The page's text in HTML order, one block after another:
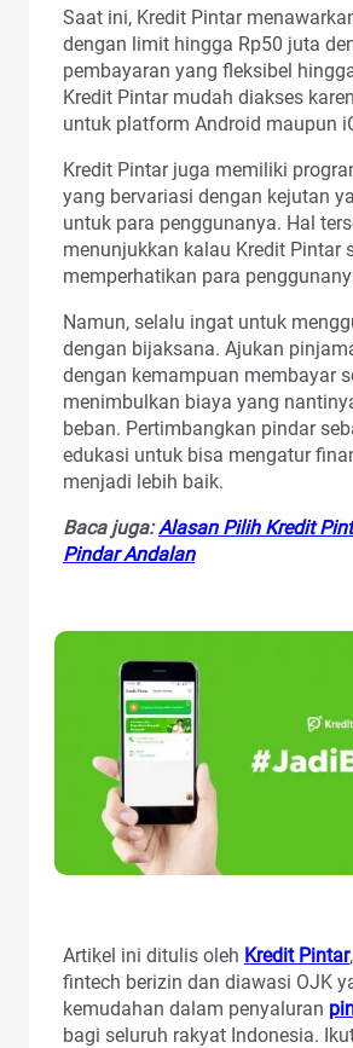
Saat ini, Kredit Pintar
dengan limit hingga Rp50 juta
pembayaran yang fleksibel
Kredit Pintar mudah diakses
untuk platform Android maupun
Kredit Pintar juga memiliki
yang bervariasi dengan kejutan
untuk para penggunanya. Hal
menunjukkan kalau Kredit Pintar
memperhatikan para
Namun, selalu ingat untuk
dengan bijaksana. Ajukan
dengan kemampuan membayar
menimbulkan biaya yang
beban. Pertimbangkan pindar
edukasi untuk bisa mengatur
menjadi lebih baik.
Baca juga:Alasan Pilih Kredit
Pindar Andalan
Artikel ini ditulis oleh Kredit Pintar
fintech berizin dan diawasi OJK
kemudahan dalam penyaluran
bagi seluruh rakyat Indonesia.